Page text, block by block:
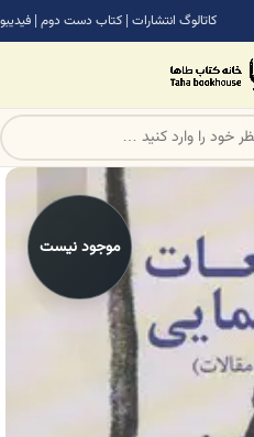
کاتالوگ انتشارات | کتاب دست دوم | فیدیبو
موجود نیست